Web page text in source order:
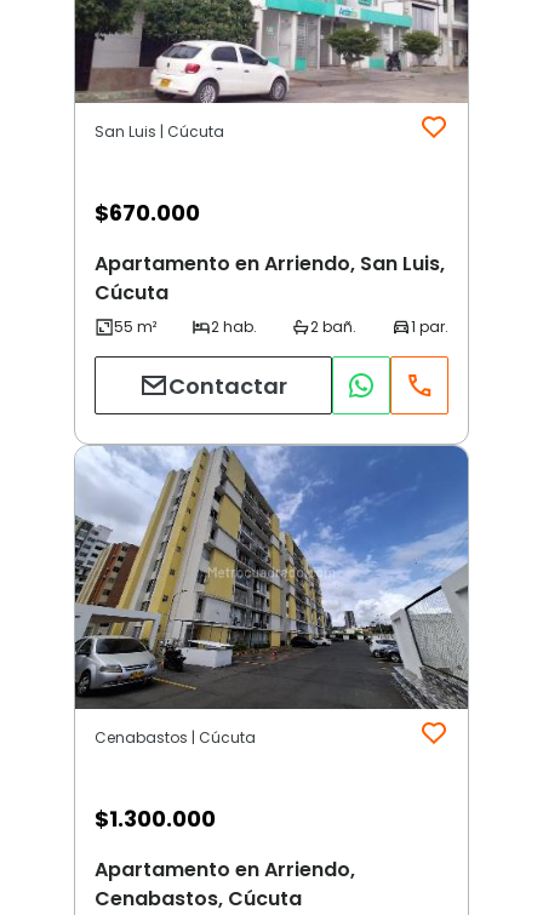
San Luis | Cúcuta
$670.000
Apartamento en Arriendo, San Luis,
Cúcuta
Contactar
Cenabastos | Cúcuta
$1.300.000
Apartamento en Arriendo,
Cenabastos, Cúcuta